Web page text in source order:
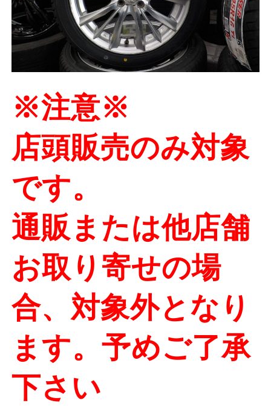
※注意※
店頭販売のみ対象
です。
通販または他店舗
お取り寄せの場
合、対象外となり
ます。予めご了承
下さい